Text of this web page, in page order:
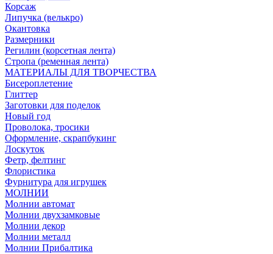
Корсаж
Липучка (велькро)
Окантовка
Размерники
Регилин (корсетная лента)
Стропа (ременная лента)
МАТЕРИАЛЫ ДЛЯ ТВОРЧЕСТВА
Бисероплетение
Глиттер
Заготовки для поделок
Новый год
Проволока, тросики
Оформление, скрапбукинг
Лоскуток
Фетр, фелтинг
Флористика
Фурнитура для игрушек
МОЛНИИ
Молнии автомат
Молнии двухзамковые
Молнии декор
Молнии металл
Молнии Прибалтика